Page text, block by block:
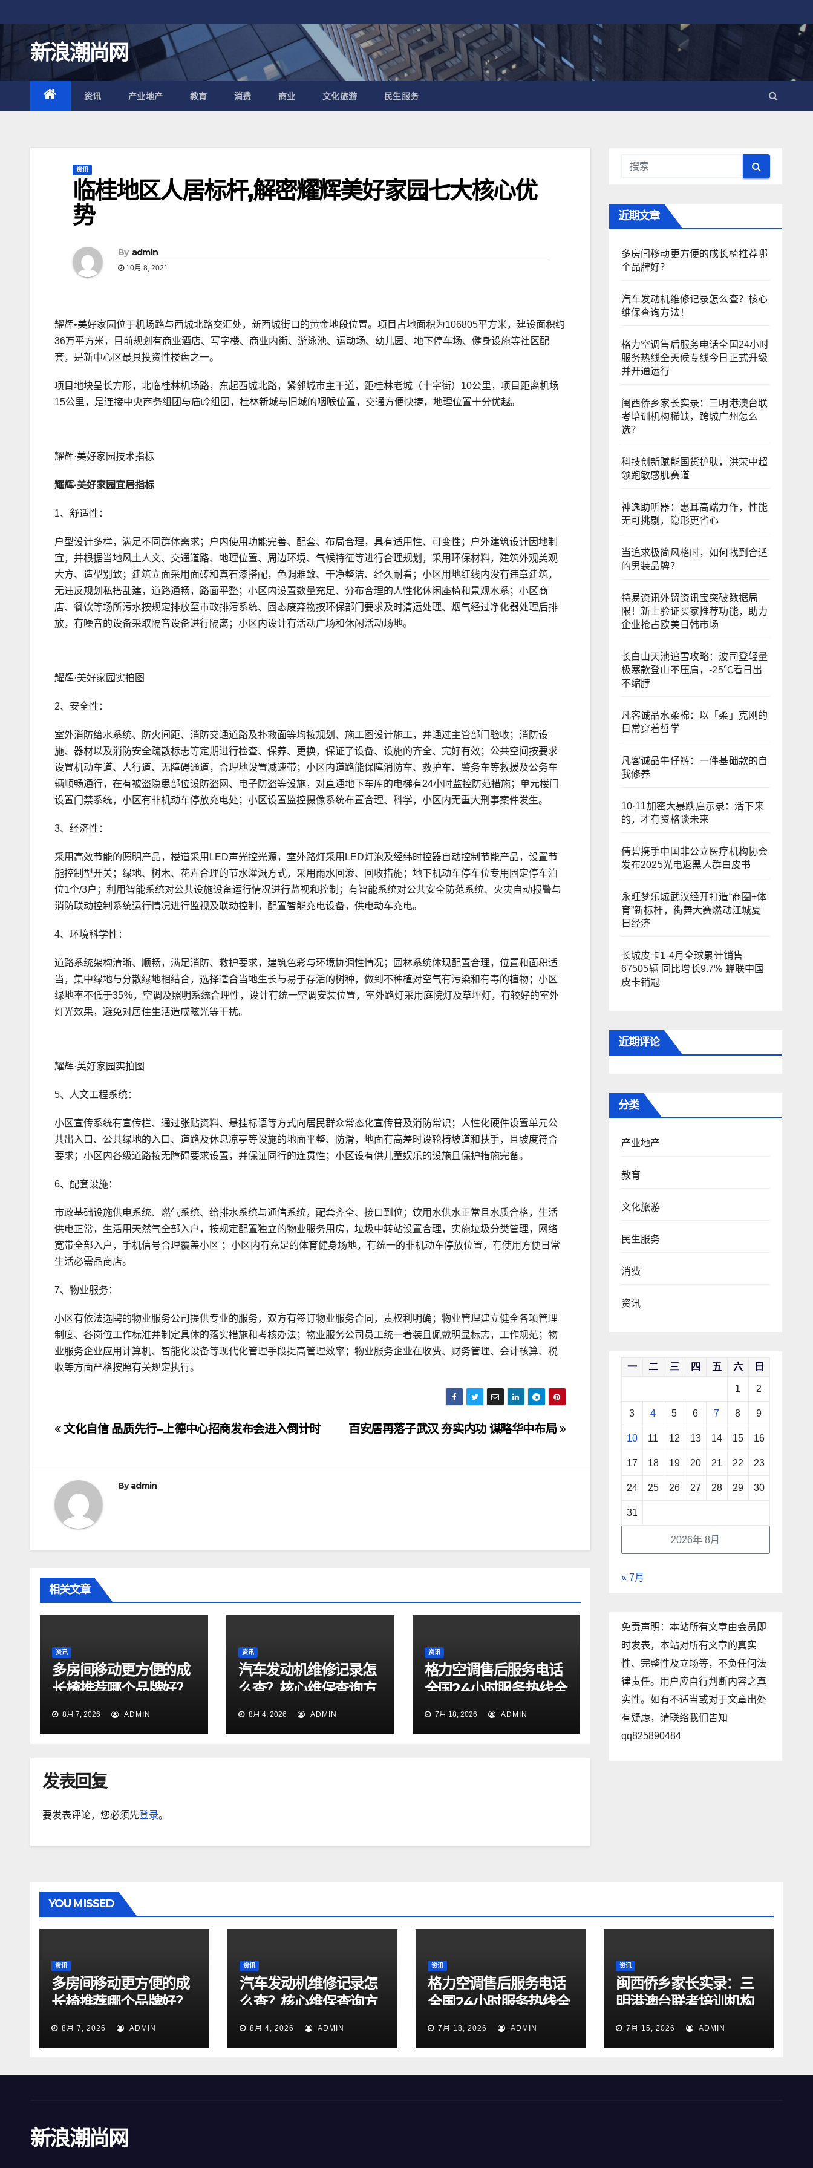
至
内
容
新浪潮尚网
资讯 产业地产 教育 消费 商业 文化旅游 民生服务
资讯
临桂地区人居标杆,解密耀辉美好家园七大核心优
势
By admin
10月 8, 2021
耀辉•美好家园位于机场路与西城北路交汇处，新西城街口的黄金地段位置。项目占地面积为106805平方米，建设面积约
36万平方米，目前规划有商业酒店、写字楼、商业内街、游泳池、运动场、幼儿园、地下停车场、健身设施等社区配
套，是新中心区最具投资性楼盘之一。
项目地块呈长方形，北临桂林机场路，东起西城北路，紧邻城市主干道，距桂林老城（十字街）10公里，项目距离机场
15公里，是连接中央商务组团与庙岭组团，桂林新城与旧城的咽喉位置，交通方便快捷，地理位置十分优越。
耀辉·美好家园技术指标
耀辉·美好家园宜居指标
1、舒适性：
户型设计多样，满足不同群体需求；户内使用功能完善、配套、布局合理，具有适用性、可变性；户外建筑设计因地制
宜，并根据当地风土人文、交通道路、地理位置、周边环境、气候特征等进行合理规划，采用环保材料，建筑外观美观
大方、造型别致；建筑立面采用面砖和真石漆搭配，色调雅致、干净整洁、经久耐看；小区用地红线内没有违章建筑，
无违反规划私搭乱建，道路通畅，路面平整；小区内设置数量充足、分布合理的人性化休闲座椅和景观水系；小区商
店、餐饮等场所污水按规定排放至市政排污系统、固态废弃物按环保部门要求及时清运处理、烟气经过净化器处理后排
放，有噪音的设备采取隔音设备进行隔离；小区内设计有活动广场和休闲活动场地。
耀辉·美好家园实拍图
2、安全性：
室外消防给水系统、防火间距、消防交通道路及扑救面等均按规划、施工图设计施工，并通过主管部门验收；消防设
施、器材以及消防安全疏散标志等定期进行检查、保养、更换，保证了设备、设施的齐全、完好有效；公共空间按要求
设置机动车道、人行道、无障碍通道，合理地设置减速带；小区内道路能保障消防车、救护车、警务车等救援及公务车
辆顺畅通行，在有被盗隐患部位设防盗网、电子防盗等设施，对直通地下车库的电梯有24小时监控防范措施；单元楼门
设置门禁系统，小区有非机动车停放充电处；小区设置监控摄像系统布置合理、科学，小区内无重大刑事案件发生。
3、经济性：
采用高效节能的照明产品，楼道采用LED声光控光源，室外路灯采用LED灯泡及经纬时控器自动控制节能产品，设置节
能控制型开关；绿地、树木、花卉合理的节水灌溉方式，采用雨水回渗、回收措施；地下机动车停车位专用固定停车泊
位1个/3户；利用智能系统对公共设施设备运行情况进行监视和控制；有智能系统对公共安全防范系统、火灾自动报警与
消防联动控制系统运行情况进行监视及联动控制，配置智能充电设备，供电动车充电。
4、环境科学性：
道路系统架构清晰、顺畅，满足消防、救护要求，建筑色彩与环境协调性情况；园林系统体现配置合理，位置和面积适
当，集中绿地与分散绿地相结合，选择适合当地生长与易于存活的树种，做到不种植对空气有污染和有毒的植物；小区
绿地率不低于35％，空调及照明系统合理性，设计有统一空调安装位置，室外路灯采用庭院灯及草坪灯，有较好的室外
灯光效果，避免对居住生活造成眩光等干扰。
耀辉·美好家园实拍图
5、人文工程系统：
小区宣传系统有宣传栏、通过张贴资料、悬挂标语等方式向居民群众常态化宣传普及消防常识；人性化硬件设置单元公
共出入口、公共绿地的入口、道路及休息凉亭等设施的地面平整、防滑，地面有高差时设轮椅坡道和扶手，且坡度符合
要求；小区内各级道路按无障碍要求设置，并保证同行的连贯性；小区设有供儿童娱乐的设施且保护措施完备。
6、配套设施：
市政基础设施供电系统、燃气系统、给排水系统与通信系统，配套齐全、接口到位；饮用水供水正常且水质合格，生活
供电正常，生活用天然气全部入户，按规定配置独立的物业服务用房，垃圾中转站设置合理，实施垃圾分类管理，网络
宽带全部入户，手机信号合理覆盖小区 ；小区内有充足的体育健身场地，有统一的非机动车停放位置，有使用方便日常
生活必需品商店。
7、物业服务：
小区有依法选聘的物业服务公司提供专业的服务，双方有签订物业服务合同，责权利明确；物业管理建立健全各项管理
制度、各岗位工作标准并制定具体的落实措施和考核办法；物业服务公司员工统一着装且佩戴明显标志，工作规范；物
业服务企业应用计算机、智能化设备等现代化管理手段提高管理效率；物业服务企业在收费、财务管理、会计核算、税
收等方面严格按照有关规定执行。
文
导
航
百安居再落子武汉 夯实内功 谋略华中布局
文化自信 品质先行–上德中心招商发布会进入倒计时
Byadmin
相关文章
资讯
多房间移动更方便的成
长椅推荐哪个品牌好？
8月 7, 2026 ADMIN
资讯
汽车发动机维修记录怎
么查？核心维保查询方
法！
8月 4, 2026 ADMIN
资讯
格力空调售后服务电话
全国24小时服务热线全
天候专线今日正式升级
7月 18, 2026 ADMIN
发表回复
要发表评论，您必须先登录。
近期文章
多房间移动更方便的成长椅推荐哪
个品牌好？
汽车发动机维修记录怎么查？核心
维保查询方法！
格力空调售后服务电话全国24小时
服务热线全天候专线今日正式升级
并开通运行
闽西侨乡家长实录：三明港澳台联
考培训机构稀缺，跨城广州怎么
选？
科技创新赋能国货护肤，洪荣中超
领跑敏感肌赛道
神逸助听器：惠耳高端力作，性能
无可挑剔，隐形更省心
当追求极简风格时，如何找到合适
的男装品牌？
特易资讯外贸资讯宝突破数据局
限！新上验证买家推荐功能，助力
企业抢占欧美日韩市场
长白山天池追雪攻略：波司登轻量
极寒款登山不压肩，-25℃看日出
不缩脖
凡客诚品水柔棉：以「柔」克刚的
日常穿着哲学
凡客诚品牛仔裤：一件基础款的自
我修养
10·11加密大暴跌启示录：活下来
的，才有资格谈未来
倩碧携手中国非公立医疗机构协会
发布2025光电返黑人群白皮书
永旺梦乐城武汉经开打造“商圈+体
育”新标杆，街舞大赛燃动江城夏
日经济
长城皮卡1-4月全球累计销售
67505辆 同比增长9.7% 蝉联中国
皮卡销冠
近期评论
分类
产业地产
教育
文化旅游
民生服务
消费
资讯
2026年 8月
一 二 三 四 五 六 日
1 2
3 4 5 6 7 8 9
10 11 12 13 14 15 16
17 18 19 20 21 22 23
24 25 26 27 28 29 30
31
« 7月
免责声明：本站所有文章由会员即
时发表，本站对所有文章的真实
性、完整性及立场等，不负任何法
律责任。用户应自行判断内容之真
实性。如有不适当或对于文章出处
有疑虑，请联络我们告知
qq825890484
YOU MISSED
资讯
多房间移动更方便的成
长椅推荐哪个品牌好？
8月 7, 2026 ADMIN
资讯
汽车发动机维修记录怎
么查？核心维保查询方
法！
8月 4, 2026 ADMIN
资讯
格力空调售后服务电话
全国24小时服务热线全
天候专线今日正式升级
7月 18, 2026 ADMIN
资讯
闽西侨乡家长实录：三
明港澳台联考培训机构
稀缺，跨城广州怎么
7月 15, 2026 ADMIN
新浪潮尚网